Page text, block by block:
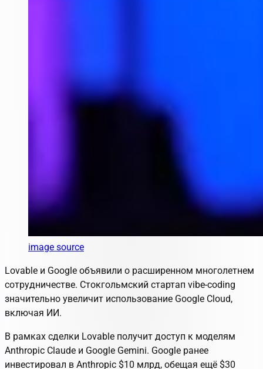
image source
Lovable и Google объявили о расширенном многолетнем
сотрудничестве. Стокгольмский стартап vibe-coding
значительно увеличит использование Google Cloud,
включая ИИ.
В рамках сделки Lovable получит доступ к моделям
Anthropic Claude и Google Gemini. Google ранее
инвестировал в Anthropic $10 млрд, обещая ещё $30